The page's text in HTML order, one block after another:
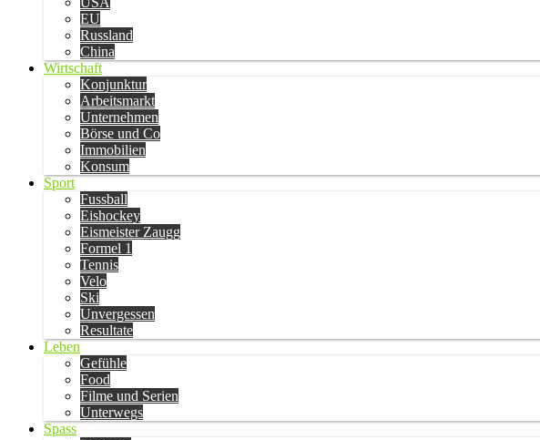
EU
Russland
China
Wirtschaft
Konjunktur
Arbeitsmarkt
Unternehmen
Börse und Co
Immobilien
Konsum
Sport
Fussball
Eishockey
Eismeister Zaugg
Formel 1
Tennis
Velo
Ski
Unvergessen
Resultate
Leben
Gefühle
Food
Filme und Serien
Unterwegs
Spass